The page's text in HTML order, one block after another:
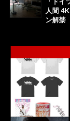
人間
ン解禁